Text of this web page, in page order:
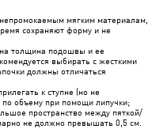
мягким материалам,
сохраняют форму и не
толщина подошвы и ее
выбирать с жесткими
должны отличаться
к ступне (но не
по объему при помощи липучки;
пространство между пяткой/
не должно превышать 0,5 см.